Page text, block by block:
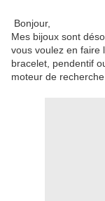
Bonjour,
Mes bijoux sont
vous voulez en faire
bracelet, pendentif
moteur de recherche